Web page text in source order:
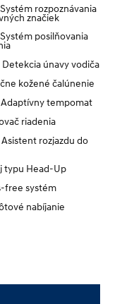
rozpoznávania
značiek
posilňovania
Detekcia únavy vodiča
kožené čalúnenie
Adaptívny tempomat
riadenia
Asistent rozjazdu do
typu Head-Up
free systém
nabíjanie